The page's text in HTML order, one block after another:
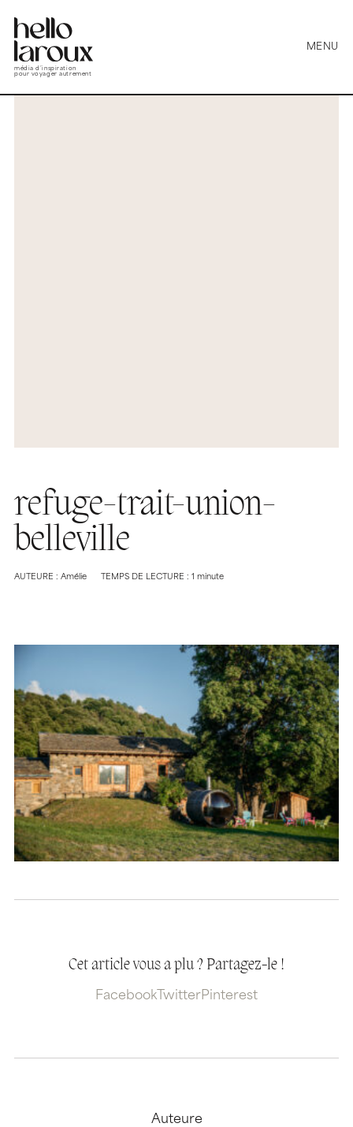
média d’inspiration
pour voyager autrement
MENU
refuge-trait-union-
belleville
AUTEURE : Amélie TEMPS DE LECTURE : 1 minute
Cet article vous a plu ? Partagez-le !
Facebook TwitterPinterest
Auteure